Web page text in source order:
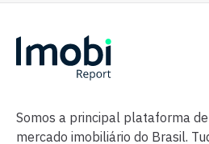
Somos a principal plataforma
mercado imobiliário do Brasil.